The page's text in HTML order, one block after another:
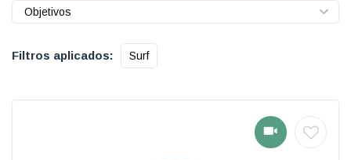
Objetivos
Filtros aplicados: Surf